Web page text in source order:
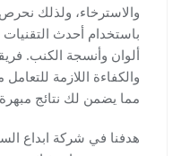
والاسترخاء، ولذلك
باستخدام أحدث التقنيات
ألوان وأنسجة الكنب.
والكفاءة اللازمة
مما يضمن لك نتائج
هدفنا في شركة ابداع